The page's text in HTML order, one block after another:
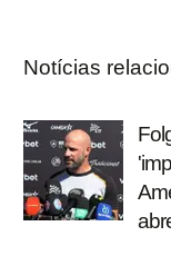
Notícias